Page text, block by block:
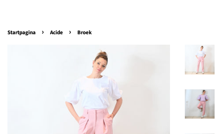
Startpagina › Acide › Broek